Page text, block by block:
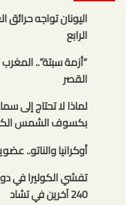
اليونان تواجه حرائق
الرابع
“أزمة سبتة”..
القصر
لماذا لا تحتاج إلى
بكسوف الشمس الكلي في
أوكرانيا والناتو..
240 آخرين في تشاد